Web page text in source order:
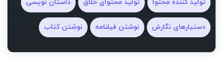
تولید کننده محتوا تولید محتوای خلاق داستان نویسی
دستیارهای نگارش نوشتن فیلنامه نوشتن کتاب